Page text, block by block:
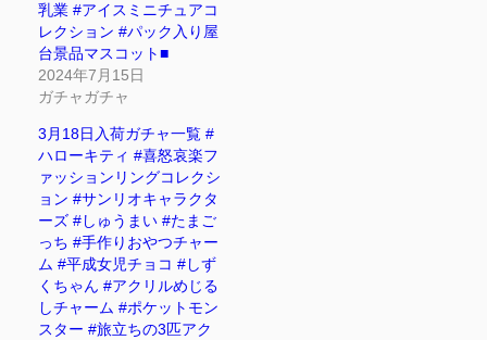
乳業 #アイスミニチュアコ
レクション #パック入り屋
台景品マスコット■
2024年7月15日
ガチャガチャ
3月18日入荷ガチャ一覧 #
ハローキティ #喜怒哀楽フ
ァッションリングコレクシ
ョン #サンリオキャラクタ
ーズ #しゅうまい #たまご
っち #手作りおやつチャー
ム #平成女児チョコ #しず
くちゃん #アクリルめじる
しチャーム #ポケットモン
スター #旅立ちの3匹アク